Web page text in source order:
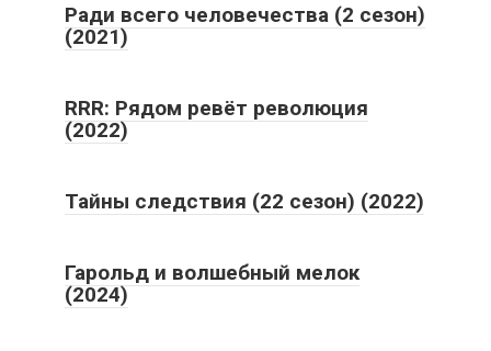
Ради всего человечества (2 сезон)
(2021)
RRR: Рядом ревёт революция
(2022)
Тайны следствия (22 сезон) (2022)
Гарольд и волшебный мелок
(2024)